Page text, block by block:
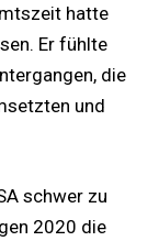
hatte
Er fühlte
die
und
schwer zu
2020 die